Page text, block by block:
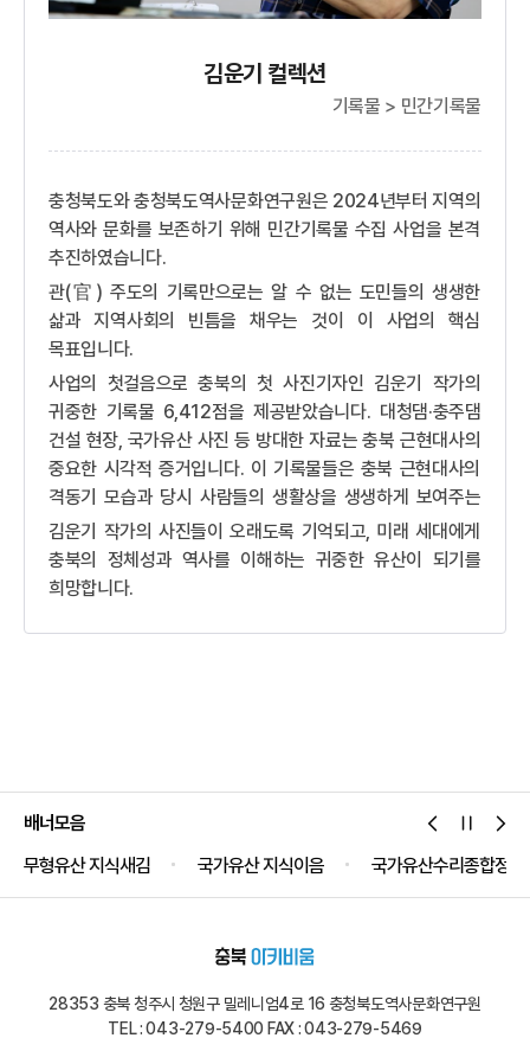
김운기 컬렉션
기록물 > 민간기록물
충청북도와 충청북도역사문화연구원은 2024년부터 지역의
역사와 문화를 보존하기 위해 민간기록물 수집 사업을 본격
추진하였습니다.
관(官) 주도의 기록만으로는 알 수 없는 도민들의 생생한
삶과 지역사회의 빈틈을 채우는 것이 이 사업의 핵심
목표입니다.
사업의 첫걸음으로 충북의 첫 사진기자인 김운기 작가의
귀중한 기록물 6,412점을 제공받았습니다. 대청댐·충주댐
건설 현장, 국가유산 사진 등 방대한 자료는 충북 근현대사의
중요한 시각적 증거입니다. 이 기록물들은 충북 근현대사의
격동기 모습과 당시 사람들의 생활상을 생생하게 보여주는
귀중한 자료입니다.
김운기 작가의 사진들이 오래도록 기억되고, 미래 세대에게
충북의 정체성과 역사를 이해하는 귀중한 유산이 되기를
희망합니다.
배너모음
무형유산 지식새김
국가유산 지식이음 국가유산수리종합정보
28353 충북 청주시 청원구 밀레니엄4로 16 충청북도역사문화연구원
TEL : 043-279-5400 FAX : 043-279-5469